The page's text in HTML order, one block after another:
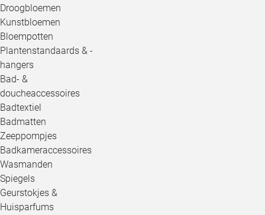
Droogbloemen
Kunstbloemen
Bloempotten
Plantenstandaards & -
hangers
Bad- &
doucheaccessoires
Badtextiel
Badmatten
Zeeppompjes
Badkameraccessoires
Wasmanden
Spiegels
Geurstokjes &
Huisparfums